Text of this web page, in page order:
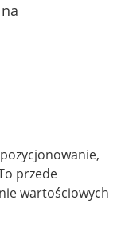
przede
wartościowych